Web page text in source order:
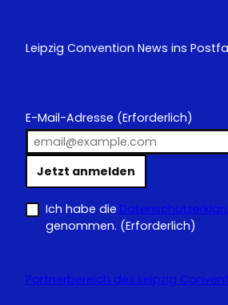
Leipzig Convention News ins
E-Mail-Adresse (Erforderlich)
Jetzt anmelden
Ich habe die
genommen. (Erforderlich)
Partnerbereich des Leipzig